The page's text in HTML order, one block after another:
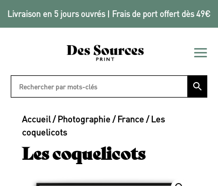
Livraison en 5 jours ouvrés | Frais de port offert dès 49€
Accueil/Photographie/France/ Les
coquelicots
Les coquelicots